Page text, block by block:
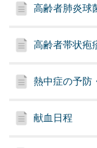
高齢者肺炎球
高齢者帯状疱
熱中症の予防
献血日程